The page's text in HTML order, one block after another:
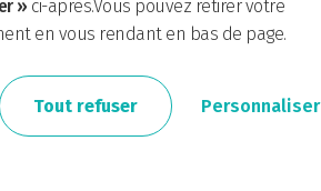
Rue Dorgère
» ci-après.Vous pouvez retirer votre
en vous rendant en bas de page.
Tout refuser Personnaliser